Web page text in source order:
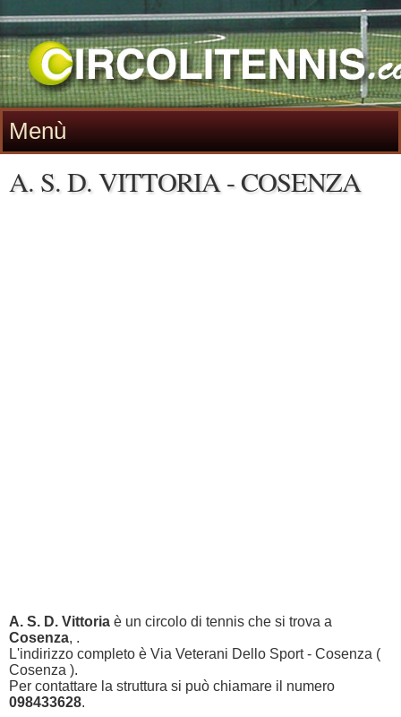
Menù
A. S. D. VITTORIA - COSENZA
A. S. D. Vittoria è un circolo di tennis che si trova a
Cosenza, .
L'indirizzo completo è Via Veterani Dello Sport - Cosenza (
Cosenza ).
Per contattare la struttura si può chiamare il numero
098433628.